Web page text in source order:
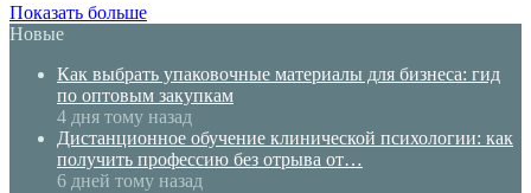
Показать больше
Новые
Как выбрать упаковочные материалы для бизнеса: гид
по оптовым закупкам
4 дня тому назад
Дистанционное обучение клинической психологии: как
получить профессию без отрыва от…
6 дней тому назад